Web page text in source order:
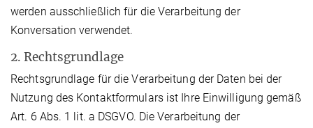
werden ausschließlich für die Verarbeitung der
Konversation verwendet.
2. Rechtsgrundlage
Rechtsgrundlage für die Verarbeitung der Daten bei der
Nutzung des Kontaktformulars ist Ihre Einwilligung gemäß
Art. 6 Abs. 1 lit. a DSGVO. Die Verarbeitung der